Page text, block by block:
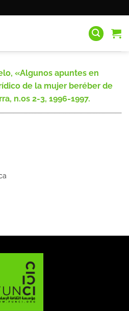
«Algunos apuntes en
de la mujer beréber de
n.os 2-3, 1996-1997.